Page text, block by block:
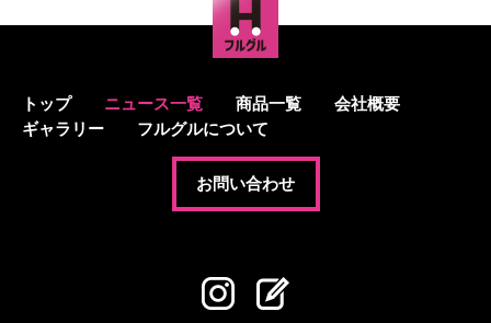
トップ ニュース一覧 商品一覧
会社概要
ギャラリー
フルグルについて
お問い合わせ